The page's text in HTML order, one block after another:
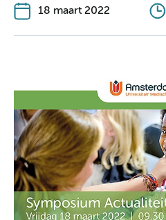
18 maart 2022